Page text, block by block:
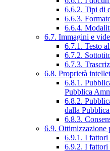
6.6.2. Tipi di
6.6.3.
6.6.4.
6.7. Immagini e
6.7.1. Testo
6.7.2.
6.7.3.
6.8. Proprietà
6.8.1.
Pubblica
6.8.2.
dalla
6.8.3.
6.9. Ottimizzazione
6.9.1. I fattori
6.9.2. I fattori